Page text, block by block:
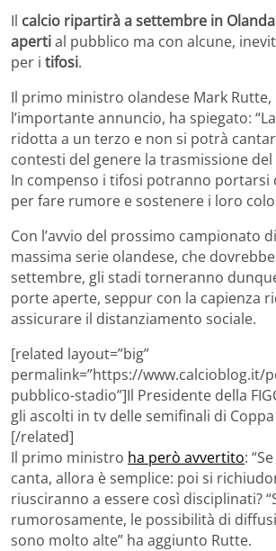
Il calcio ripartirà a settembre in
apertial pubblico ma con alcune,
per i tifosi.
Il primo ministro olandese Mark Rutte,
l’importante annuncio, ha spiegato:
ridotta a un terzo e non si potrà
contesti del genere la trasmissione del
In compenso i tifosi potranno
per fare rumore e sostenere i loro
Con l’avvio del prossimo campionato di
massima serie olandese, che
settembre, gli stadi torneranno
porte aperte, seppur con la capienza
assicurare il distanziamento sociale.
[related layout=”big”
permalink=”https://www.calcioblog.it/
pubblico-stadio”]Il Presidente della
gli ascolti in tv delle semifinali di
[/related]
Il primo ministro ha però avvertito:
canta, allora è semplice: poi si
riusciranno a essere così disciplinati?
rumorosamente, le possibilità di
sono molto alte” ha aggiunto Rutte.